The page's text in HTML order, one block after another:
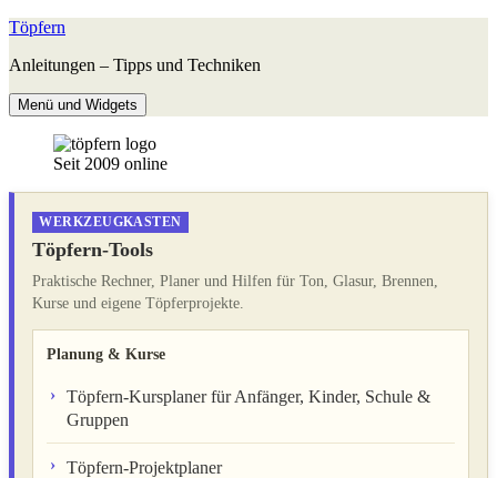
Zum
springen
Töpfern
Anleitungen – Tipps und Techniken
Menü und Widgets
Seit 2009 online
WERKZEUGKASTEN
Töpfern-Tools
Praktische Rechner, Planer und Hilfen für Ton, Glasur, Brennen,
Kurse und eigene Töpferprojekte.
Planung & Kurse
Töpfern-Kursplaner für Anfänger, Kinder, Schule &
Gruppen
Töpfern-Projektplaner